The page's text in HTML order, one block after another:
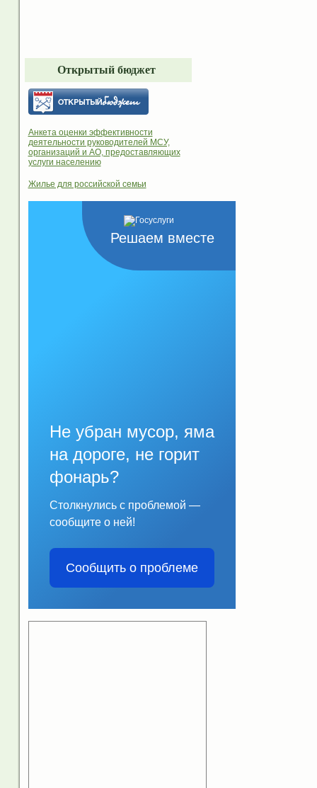
Открытый бюджет
Анкета оценки эффективности
деятельности руководителей МСУ,
организаций и АО, предоставляющих
услуги населению
Жилье для российской семьи
Решаем вместе
Не убран мусор, яма
на дороге, не горит
фонарь?
Столкнулись с проблемой —
сообщите о ней!
Сообщить о проблеме